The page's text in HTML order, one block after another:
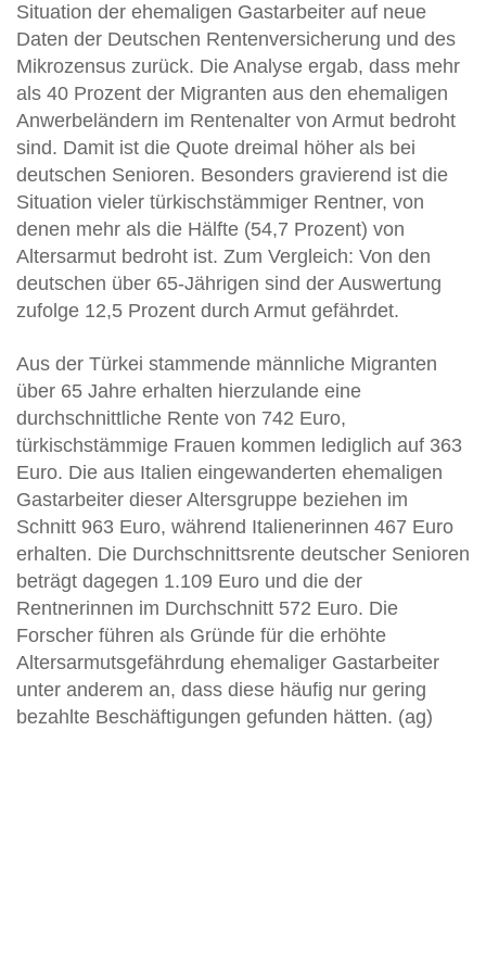
Situation der ehemaligen Gastarbeiter auf neue
Daten der Deutschen Rentenversicherung und des
Mikrozensus zurück. Die Analyse ergab, dass mehr
als 40 Prozent der Migranten aus den ehemaligen
Anwerbeländern im Rentenalter von Armut bedroht
sind. Damit ist die Quote dreimal höher als bei
deutschen Senioren. Besonders gravierend ist die
Situation vieler türkischstämmiger Rentner, von
denen mehr als die Hälfte (54,7 Prozent) von
Altersarmut bedroht ist. Zum Vergleich: Von den
deutschen über 65-Jährigen sind der Auswertung
zufolge 12,5 Prozent durch Armut gefährdet.
Aus der Türkei stammende männliche Migranten
über 65 Jahre erhalten hierzulande eine
durchschnittliche Rente von 742 Euro,
türkischstämmige Frauen kommen lediglich auf 363
Euro. Die aus Italien eingewanderten ehemaligen
Gastarbeiter dieser Altersgruppe beziehen im
Schnitt 963 Euro, während Italienerinnen 467 Euro
erhalten. Die Durchschnittsrente deutscher Senioren
beträgt dagegen 1.109 Euro und die der
Rentnerinnen im Durchschnitt 572 Euro. Die
Forscher führen als Gründe für die erhöhte
Altersarmutsgefährdung ehemaliger Gastarbeiter
unter anderem an, dass diese häufig nur gering
bezahlte Beschäftigungen gefunden hätten. (ag)